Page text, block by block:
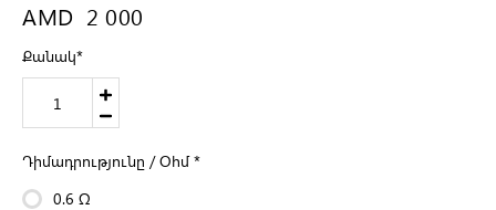
AMD 2 000
Քանակ*
Դիմադրությունը / Օհմ*
0.6 Ω